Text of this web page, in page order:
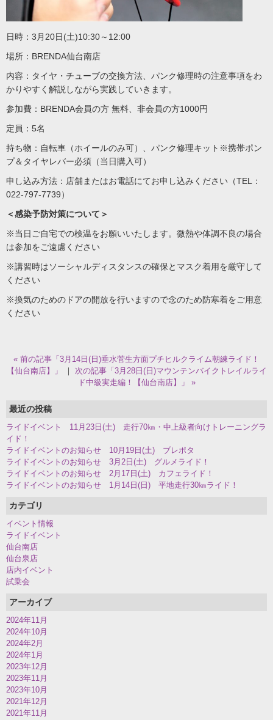
日時：3月20日(土)10:30～12:00
場所：BRENDA仙台南店
内容：タイヤ・チューブの交換方法、パンク修理時の注意事項をわ
かりやすく解説しながら実践していきます。
参加費：BRENDA会員の方 無料、非会員の方1000円
定員：5名
持ち物：自転車（ホイールのみ可）、パンク修理キット※携帯ポン
プ＆タイヤレバー必須（当日購入可）
申し込み方法：店舗またはお電話にてお申し込みください（TEL：
022-797-7739）
＜感染予防対策について＞
※当日ご自宅での検温をお願いいたします。微熱や体調不良の場合
は参加をご遠慮ください
※講習時はソーシャルディスタンスの確保とマスク着用を厳守して
ください
※換気のためのドアの開放を行いますので念のため防寒着をご用意
ください
« 前の記事「3月14日(日)垂水菅生方面プチヒルクライム朝練ライド！
【仙台南店】」
｜ 次の記事「3月28日(日)マウンテンバイクトレイルライ
ド中級実走編！【仙台南店】」 »
最近の投稿
ライドイベント 11月23日(土) 走行70㎞・中上級者向けトレーニングラ
イド！
ライドイベントのお知らせ 10月19日(土) ブレポタ
ライドイベントのお知らせ 3月2日(土) グルメライド！
ライドイベントのお知らせ 2月17日(土) カフェライド！
ライドイベントのお知らせ 1月14日(日) 平地走行30㎞ライド！
カテゴリ
イベント情報
ライドイベント
仙台南店
仙台泉店
店内イベント
試乗会
アーカイブ
2024年11月
2024年10月
2024年2月
2024年1月
2023年12月
2023年11月
2023年10月
2021年12月
2021年11月